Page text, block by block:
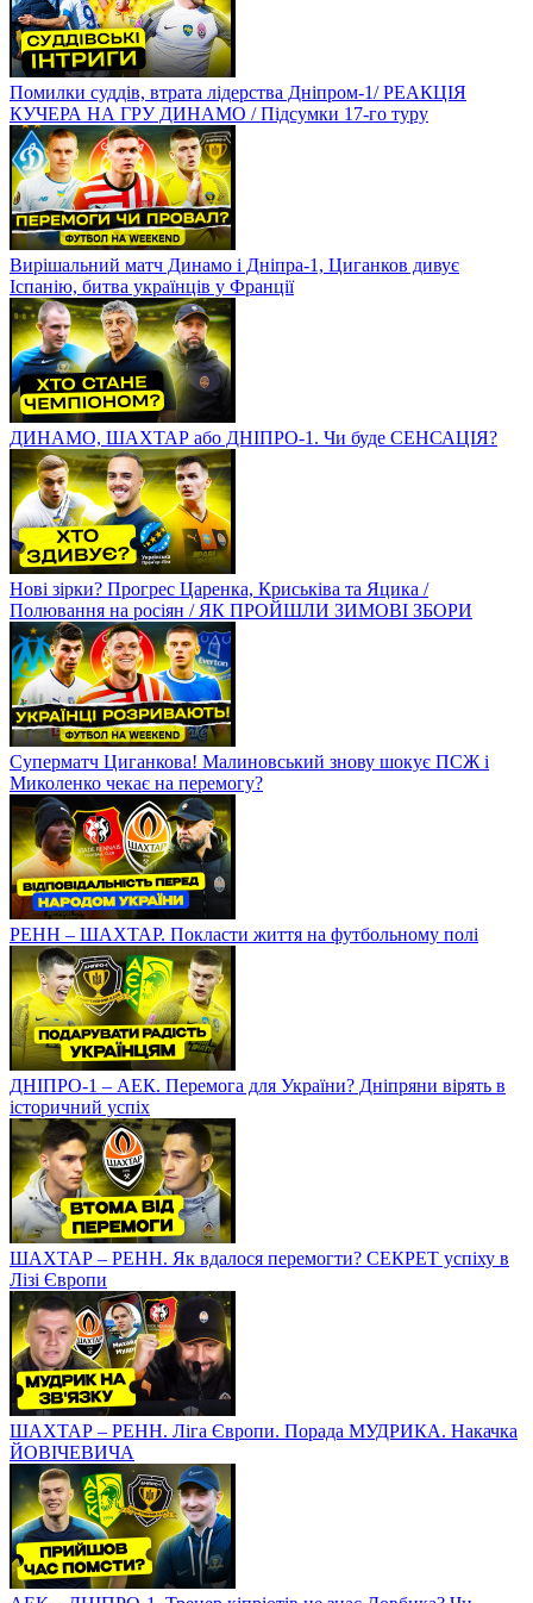
Помилки суддів, втрата лідерства Дніпром-1/ РЕАКЦІЯ
КУЧЕРА НА ГРУ ДИНАМО / Підсумки 17-го туру
Вирішальний матч Динамо і Дніпра-1, Циганков дивує
Іспанію, битва українців у Франції
ДИНАМО, ШАХТАР або ДНІПРО-1. Чи буде СЕНСАЦІЯ?
Нові зірки? Прогрес Царенка, Криськіва та Яцика /
Полювання на росіян / ЯК ПРОЙШЛИ ЗИМОВІ ЗБОРИ
Суперматч Циганкова! Малиновський знову шокує ПСЖ і
Миколенко чекає на перемогу?
РЕНН – ШАХТАР. Покласти життя на футбольному полі
ДНІПРО-1 – АЕК. Перемога для України? Дніпряни вірять в
історичний успіх
ШАХТАР – РЕНН. Як вдалося перемогти? СЕКРЕТ успіху в
Лізі Європи
ШАХТАР – РЕНН. Ліга Європи. Порада МУДРИКА. Накачка
ЙОВІЧЕВИЧА